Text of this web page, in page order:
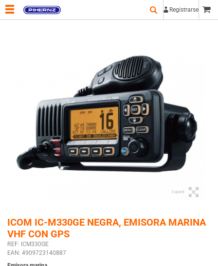
Registrarse
Expand
ICOM IC-M330GE NEGRA, EMISORA MARINA
VHF CON GPS
REF: ICM330GE
EAN: 4909723140887